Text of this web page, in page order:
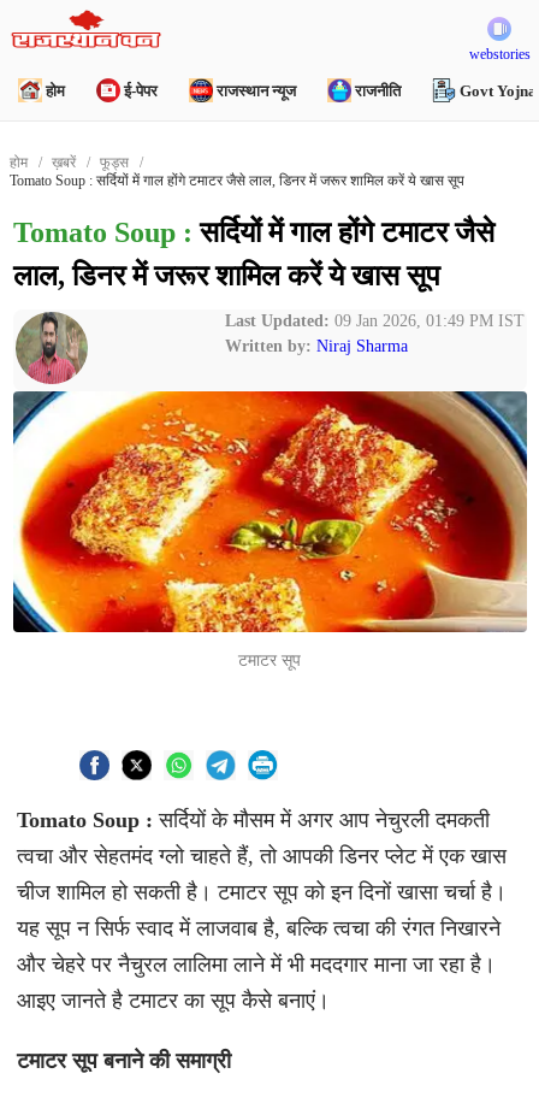
webstories
होम ई-पेपर राजस्थान न्यूज राजनीति Govt Yojna
होम ख़बरें
फूड्स
Tomato Soup : सर्दियों में गाल होंगे टमाटर जैसे लाल, डिनर में जरूर शामिल करें ये खास सूप
Tomato Soup : सर्दियों में गाल होंगे टमाटर जैसे
लाल, डिनर में जरूर शामिल करें ये खास सूप
Last Updated: 09 Jan 2026, 01:49 PM IST
Written by: Niraj Sharma
टमाटर सूप
Tomato Soup : सर्दियों के मौसम में अगर आप नेचुरली दमकती
त्वचा और सेहतमंद ग्लो चाहते हैं, तो आपकी डिनर प्लेट में एक खास
चीज शामिल हो सकती है। टमाटर सूप को इन दिनों खासा चर्चा है।
यह सूप न सिर्फ स्वाद में लाजवाब है, बल्कि त्वचा की रंगत निखारने
और चेहरे पर नैचुरल लालिमा लाने में भी मददगार माना जा रहा है।
आइए जानते है टमाटर का सूप कैसे बनाएं।
टमाटर सूप बनाने की समाग्री